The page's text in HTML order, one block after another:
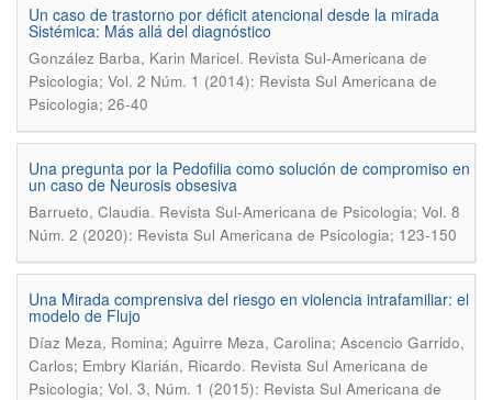
Un caso de trastorno por déficit atencional desde la mirada
Sistémica: Más allá del diagnóstico
González Barba, Karin Maricel. Revista Sul-Americana de
Psicologia; Vol. 2 Núm. 1 (2014): Revista Sul Americana de
Psicologia; 26-40
Una pregunta por la Pedofilia como solución de compromiso en
un caso de Neurosis obsesiva
Barrueto, Claudia. Revista Sul-Americana de Psicologia; Vol. 8
Núm. 2 (2020): Revista Sul Americana de Psicologia; 123-150
Una Mirada comprensiva del riesgo en violencia intrafamiliar: el
modelo de Flujo
Díaz Meza, Romina; Aguirre Meza, Carolina; Ascencio Garrido,
Carlos; Embry Klarián, Ricardo. Revista Sul Americana de
Psicologia; Vol. 3, Núm. 1 (2015): Revista Sul Americana de